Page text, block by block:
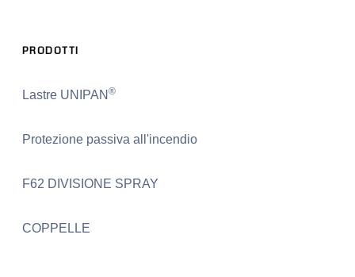
PRODOTTI
Lastre UNIPAN ®
Protezione passiva all'incendio
F62 DIVISIONE SPRAY
COPPELLE